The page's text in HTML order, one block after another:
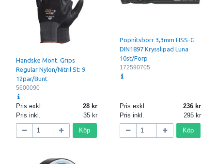
Handske Mont. Grips
Regular Nylon/Nitril St: 9
12par/Bunt
5600090
Pris exkl.
28
Pris inkl.
35
Köp
Popnitsborr 3,3mm HSS-G
DIN1897 Krysslipad Luna
10st/Förp
172590705
Pris exkl.
236
Pris inkl.
295
Köp